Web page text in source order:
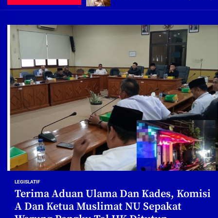
Pembebasan Lahan Segera
Peduli Warga Miskin, Bupati
Pembebasan Lahan Hampir
Terima aduan warga, Komisi A cari
Demi Jajaran Direksi Delta Tirta
LEGISLATIF
Terima Aduan Ulama Dan Kades, Komisi
A Dan Ketua Muslimat NU Sepakat